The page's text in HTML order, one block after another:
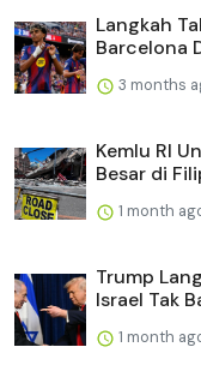
Langkah
Barcelona
3 months
Kemlu RI
Besar di
1 month
Trump
Israel Tak
1 month